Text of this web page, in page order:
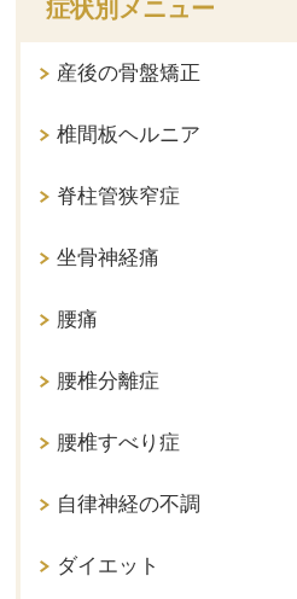
症状別メニュー
産後の骨盤矯正
椎間板ヘルニア
脊柱管狭窄症
坐骨神経痛
腰痛
腰椎分離症
腰椎すべり症
自律神経の不調
ダイエット